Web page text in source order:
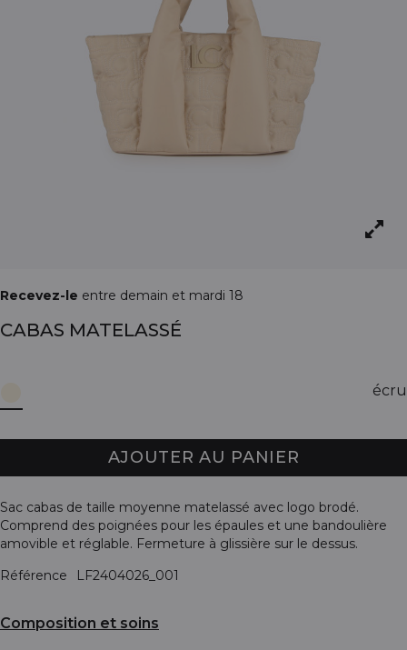
Recevez-le entre demain et mardi 18
CABAS MATELASSÉ
écru
AJOUTER AU PANIER
Sac cabas de taille moyenne matelassé avec logo brodé.
Comprend des poignées pour les épaules et une bandoulière
amovible et réglable. Fermeture à glissière sur le dessus.
Référence
LF2404026_001
Composition et soins